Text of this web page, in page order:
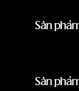
Sản
Sản